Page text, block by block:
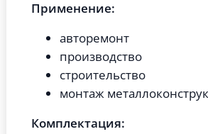
Применение:
авторемонт
производство
строительство
монтаж
Комплектация: